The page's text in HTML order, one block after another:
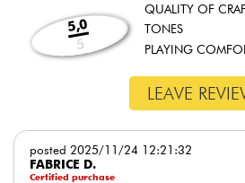
5,0
5
QUALITY OF
TONES
PLAYING
LEAVE
posted 2025/11/24 12:21:32
FABRICE D.
Certified purchase